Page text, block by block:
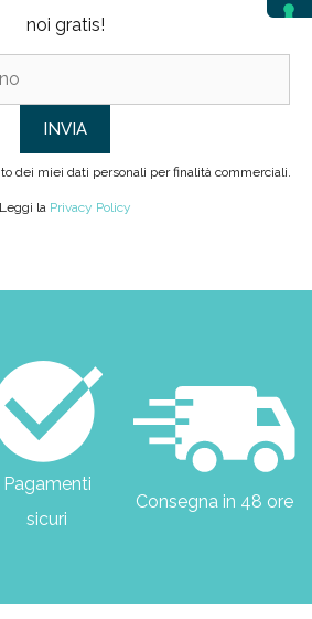
noi gratis!
dei miei dati personali per finalità commerciali.
Leggi la Privacy Policy
Pagamenti
sicuri
Consegna in 48 ore